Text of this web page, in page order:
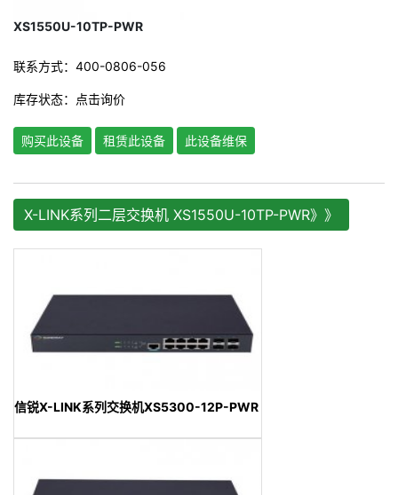
XS1550U-10TP-PWR
联系方式：400-0806-056
库存状态： 点击询价
购买此设备 租赁此设备 此设备维保
X-LINK系列二层交换机 XS1550U-10TP-PWR》》
信锐X-LINK系列交换机XS5300-12P-PWR